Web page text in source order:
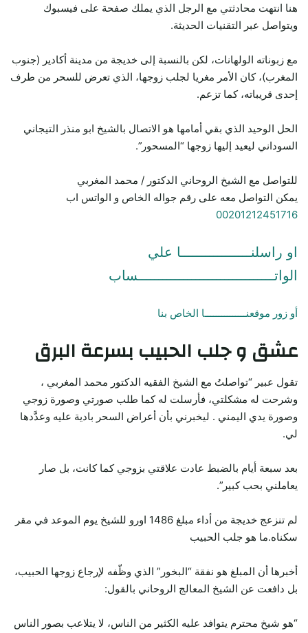
هنا انتهت محادثتي مع الرجل الذي يملك صفحة على فيسبوك
ويتواصل عبر التقنيات الحديثة.
مع زبوناته الولهانات، لكن بالنسبة إلى خديجة من مدينة أكادير (جنوب
المغرب)، كان الأمر مغريا لجلب زوجها، الذي تعرض للسحر من طرف
إحدى قريباته، كما تزعم.
الحل الوحيد الذي بقي أمامها هو الاتصال بالشيخ ابو منذر التيجاني
السوداني ليعيد إليها زوجها “المسحور”.
للتواصل مع الشيخ الروحاني الدكتور / محمد المغربي
يمكن التواصل معه على رقم جواله الخاص و الواتس اب
00201212451716
او راسلنـــــــــــــــــا علي
الواتـــــــــــــــــــــــــــــــــساب
أو زور موقعنـــــــــــــــا الخاص بنا
عشق و جلب الحبيب بسرعة البرق
تقول عبير “تواصلتُ مع الشيخ الفقيه الدكتور محمد المغربي ،
وشرحت له مشكلتي، فأرسلت له كما طلب صورتي وصورة زوجي
وصورة يدي اليمني . ليخبرني بأن أعراض السحر بادية عليه وعدَّدها
لي.
بعد سبعة أيام بالضبط عادت علاقتي بزوجي كما كانت، بل صار
يعاملني بحب كبير”.
لم تنزعج خديجة من أداء مبلغ 1486 اورو للشيخ يوم الموعد في مقر
سكناه.ما هو جلب الحبيب
أخبرها أن المبلغ هو نفقة “البخور” الذي وظّفه لإرجاع زوجها الحبيب،
بل دافعت عن الشيخ المعالج الروحاني بالقول:
“هو شيخ محترم يتوافد عليه الكثير من الناس، لا يتلاعب بصور الناس